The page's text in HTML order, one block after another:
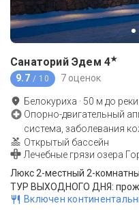
Санаторий Эдем 4★
9.7 / 10 7 оценок
Белокуриха · 50 м до
Опорно-двигательный
система, заболевания
Открытый бассейн
Лечебные грязи озера
Включен